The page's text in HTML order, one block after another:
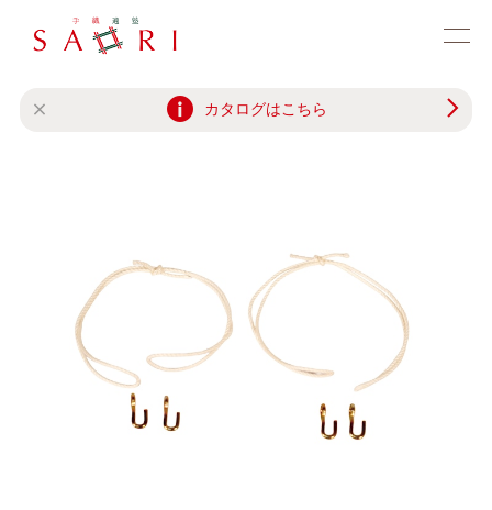
カタログはこちら